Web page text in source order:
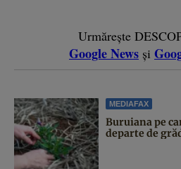
Urmărește
Google News și
MEDIAFAX
Buruiana pe
departe de